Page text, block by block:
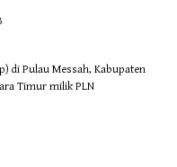
di Pulau Messah, Kabupaten
Timur milik PLN